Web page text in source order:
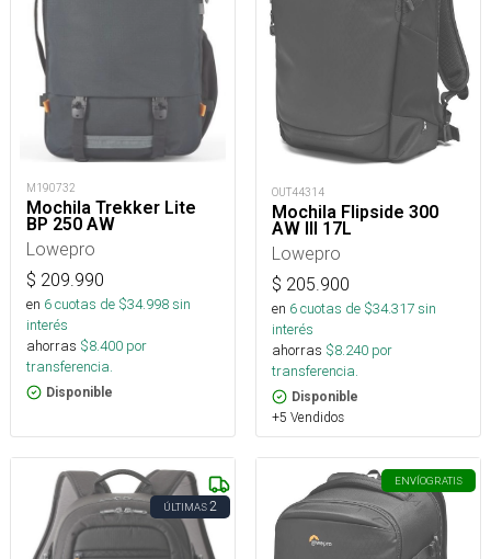
M190732
Mochila Trekker Lite
BP 250 AW
Lowepro
$ 209.990
en 6cuotas de $34.998sin
interés
ahorras $8.400 por
transferencia.
Disponible
OUT44314
Mochila Flipside 300
AW III 17L
Lowepro
$ 205.900
en 6cuotas de $34.317sin
interés
ahorras $8.240 por
transferencia.
Disponible
+5 Vendidos
ÚLTIMAS2
ENVÍOGRATIS